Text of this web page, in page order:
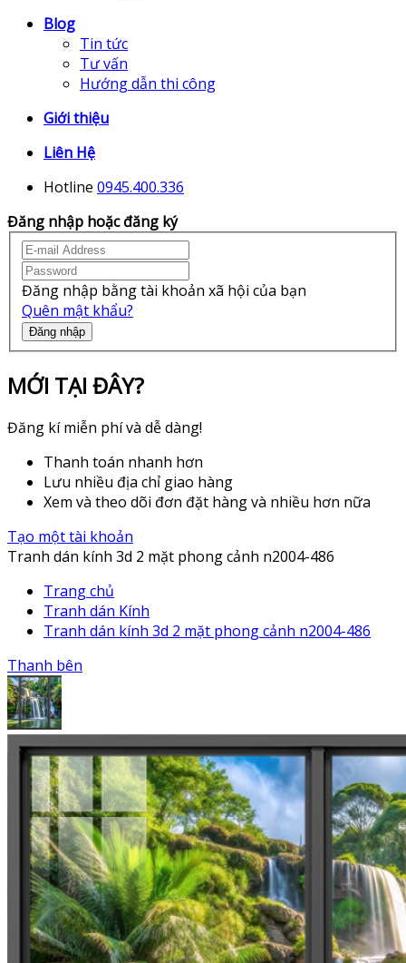
Blog
Tin tức
Tư vấn
Hướng dẫn thi công
Giới thiệu
Liên Hệ
Hotline 0945.400.336
Đăng nhập hoặc đăng ký
Đăng nhập bằng tài khoản xã hội của bạn
Quên mật khẩu?
Đăng nhập
MỚI TẠI ĐÂY?
Đăng kí miễn phí và dễ dàng!
Thanh toán nhanh hơn
Lưu nhiều địa chỉ giao hàng
Xem và theo dõi đơn đặt hàng và nhiều hơn nữa
Tạo một tài khoản
Tranh dán kính 3d 2 mặt phong cảnh n2004-486
Trang chủ
Tranh dán Kính
Tranh dán kính 3d 2 mặt phong cảnh n2004-486
Thanh bên